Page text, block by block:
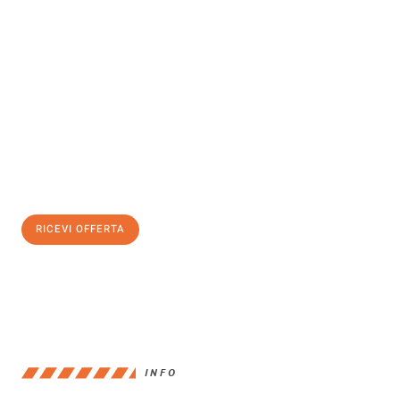
RICEVI OFFERTA
INFO